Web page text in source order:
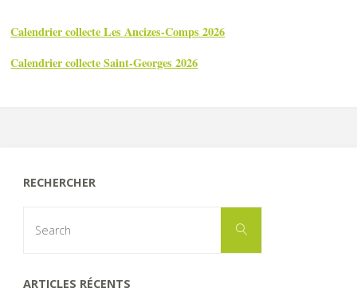
Calendrier collecte Les Ancizes-Comps 2026
Calendrier collecte Saint-Georges 2026
RECHERCHER
Search
ARTICLES RÉCENTS